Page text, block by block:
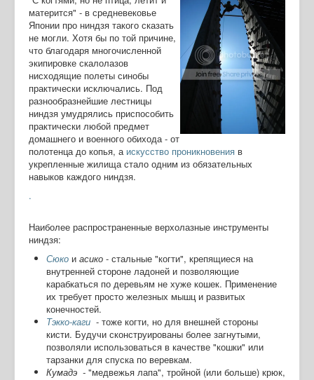
матерится" - в средневековье
Японии про ниндзя такого сказать
не могли. Хотя бы по той причине,
что благодаря многочисленной
экипировке скалолазов
нисходящие полеты синобы
практически исключались. Под
разнообразнейшие лестницы
ниндзя умудрялись приспособить
практически любой предмет
домашнего и военного обихода - от
полотенца до копья, а искусство проникновения в
укрепленные жилища стало одним из обязательных
навыков каждого ниндзя.
.
Наиболее распространенные верхолазные инструменты
ниндзя:
Сюко и асико - стальные "когти", крепящиеся на
внутренней стороне ладоней и позволяющие
карабкаться по деревьям не хуже кошек. Применение
их требует просто железных мышц и развитых
конечностей.
Тэкко-каги - тоже когти, но для внешней стороны
кисти. Будучи сконструированы более загнутыми,
позволяли использоваться в качестве "кошки" или
тарзанки для спуска по веревкам.
Кумадэ - "медвежья лапа", тройной (или больше) крюк,